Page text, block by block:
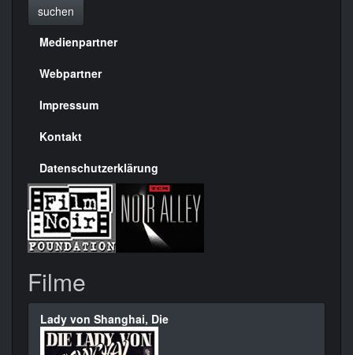
suchen
Menülinks
rechte
Seite
Medienpartner
Webpartner
Impressum
Kontakt
Datenschutzerklärung
Filme
Lady von Shanghai, Die